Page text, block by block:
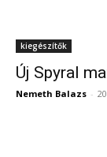
kiegészítők
Új Spyral
Nemeth Balazs -